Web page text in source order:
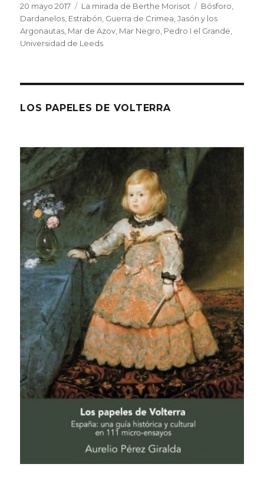
Publicado
el
20 mayo 2017 Categorías
La mirada de Berthe Morisot Etiquetas
Bósforo
Dardanelos Estrabón Guerra de Crimea ,Jasón y los
Argonautas Mar de Azov Mar Negro Pedro I el Grande
Universidad de Leeds
LOS PAPELES DE VOLTERRA